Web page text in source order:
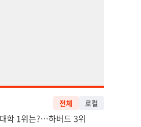
전체 로컬
학 1위는?…하버드 3위